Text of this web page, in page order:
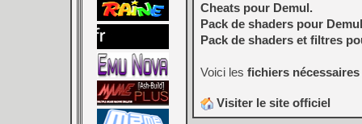
Cheats pour Demul.
Pack de shaders pour
Pack de shaders et filtres
Voici les fichiers nécessaires
Visiter le site officiel